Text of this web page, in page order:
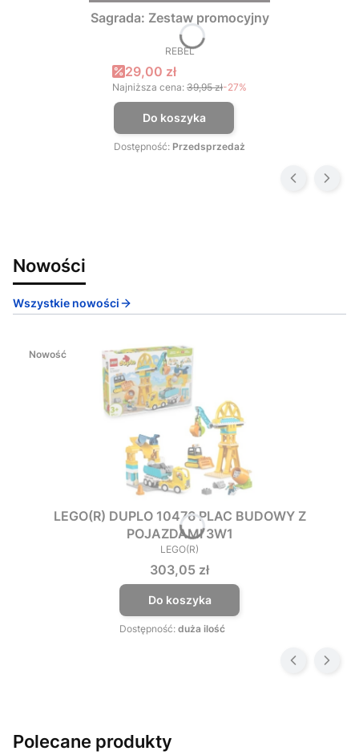
Sagrada: Zestaw promocyjny
PRODUCENT
REBEL
Cena promocyjna
29,00 zł
Najniższa cena: 39,95 zł-27%
Do koszyka
Dostępność: Przedsprzedaż
Nowości
Wszystkie nowości
Nowość
LEGO(R) DUPLO 10476 PLAC BUDOWY Z
POJAZDAMI 3W1
PRODUCENT
LEGO(R)
Cena
303,05 zł
Do koszyka
Dostępność: duża ilość
Polecane produkty